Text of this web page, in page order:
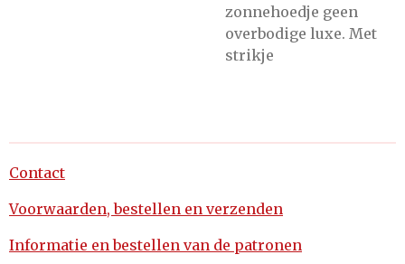
zonnehoedje geen
overbodige luxe. Met
strikje
Contact
Voorwaarden, bestellen en verzenden
Informatie en bestellen van de patronen